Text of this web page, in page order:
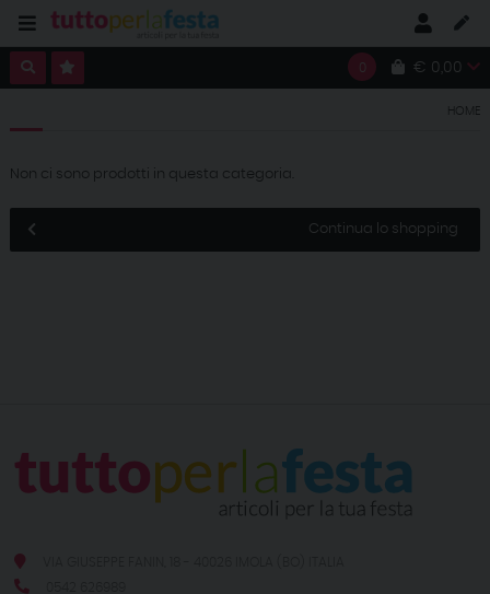
0 € 0,00
HOME
Non ci sono prodotti in questa categoria.
Continua lo shopping